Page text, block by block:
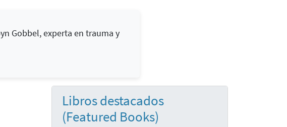
Gobbel, experta en trauma y
Libros destacados
(Featured Books)